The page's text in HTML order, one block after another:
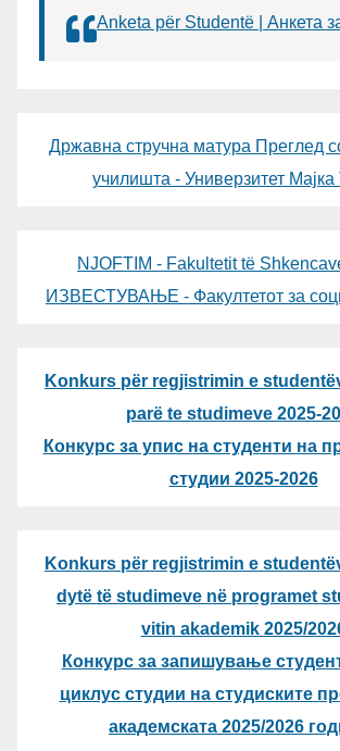
Anketa për Studentë | Анкета
Државна стручна матура Преглед
училишта - Универзитет Мајка
NJOFTIM - Fakultetit të
ИЗВЕСТУВАЊЕ - Факултетот за
Konkurs për regjistrimin e
parë te studimeve 2025-
Конкурс за упис на студенти на
студии 2025-2026
Konkurs për regjistrimin e
dytë të studimeve në programet
vitin akademik 2025/
Конкурс за запишување
циклус студии на студиските
академската 2025/2026